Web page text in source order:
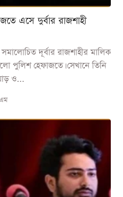
এসে দুর্বার রাজশাহী
দূর্বার রাজশাহীর মালিক
পুলিশ হেফাজতে। সেখানে তিনি
ও...